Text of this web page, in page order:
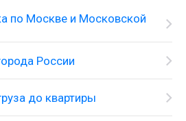
по Москве и Московской
России
до квартиры